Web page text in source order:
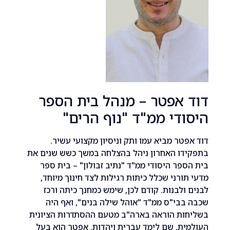
אפטר – מנהל בית הספר
ממ"ד "נוף הרים"
מביא עמו ותק וניסיון מקצועי עשיר.
האחרון ניהל בהצלחה במשך כשש שנים את
היסודי ממ"ד "נתיב זבולון" – בית ספר
שכלל כיתות רגילות לצד חינוך מיוחד,
קודם לכן, שימש כמחנך כיתה ורכז
ממ"ד "אוהל שילה בנים", ואף היה
הוראה בארה"ב מטעם ההסתדרות הציונית
שם לימד עברית ויהדות. אפטר הוא בעל